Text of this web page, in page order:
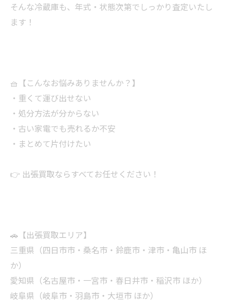
そんな冷蔵庫も、年式・状態次第でしっかり査定いたし
ます！
🧺【こんなお悩みありませんか？】
・重くて運び出せない
・処分方法が分からない
・古い家電でも売れるか不安
・まとめて片付けたい
👉 出張買取ならすべてお任せください！
🚗【出張買取エリア】
三重県（四日市市・桑名市・鈴鹿市・津市・亀山市 ほ
か）
愛知県（名古屋市・一宮市・春日井市・稲沢市 ほか）
岐阜県（岐阜市・羽島市・大垣市 ほか）